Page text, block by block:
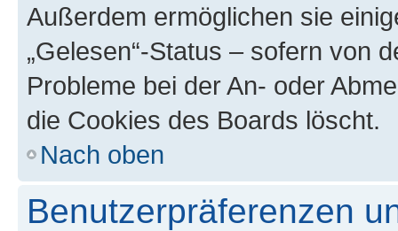
Außerdem ermöglichen sie
„Gelesen“-Status – sofern von
Probleme bei der An- oder
die Cookies des Boards löscht.
Nach oben
Benutzerpräferenzen